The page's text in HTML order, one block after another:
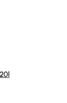
Sternen